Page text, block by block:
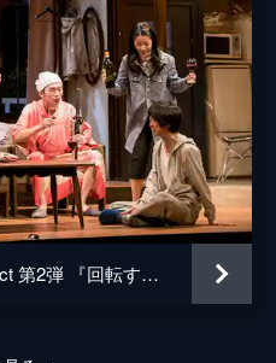
PONKOTSU-BARON project 第2弾 『回転する夜』